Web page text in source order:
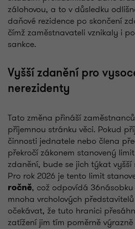
zálohovou, a to v důsledku
daňové rezidence po skončení
čímž zaměstnavateli vznikaly i
sankce.
Vyšší zdanění pro
nerezidenty
Tato změna přináší
příjemnou stránku věci. Pokud
činnosti jednatele nebo člena
překročí zákonem stanovený
zdanění, bude se jich týkat
Pro rok 2026 je tento limit
ročně, což odpovídá
mnoha vrcholových
očekávat, že tuto hranici
zatížení jim tím poměrně výrazně